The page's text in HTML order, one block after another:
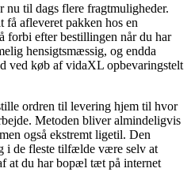
nu til dags flere fragtmuligheder.
få afleveret pakken hos en
forbi efter bestillingen når du har
hensigtsmæssig, og endda
ved køb af vidaXL opbevaringstelt
ordren til levering hjem til hvor
Metoden bliver almindeligvis
også ekstremt ligetil. Den
i de fleste tilfælde være selv at
at du har bopæl tæt på internet